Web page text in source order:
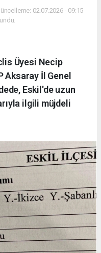
02.07.2026 - 09:15
Üyesi Necip
Aksaray İl Genel
Eskil'de uzun
ilgili müjdeli